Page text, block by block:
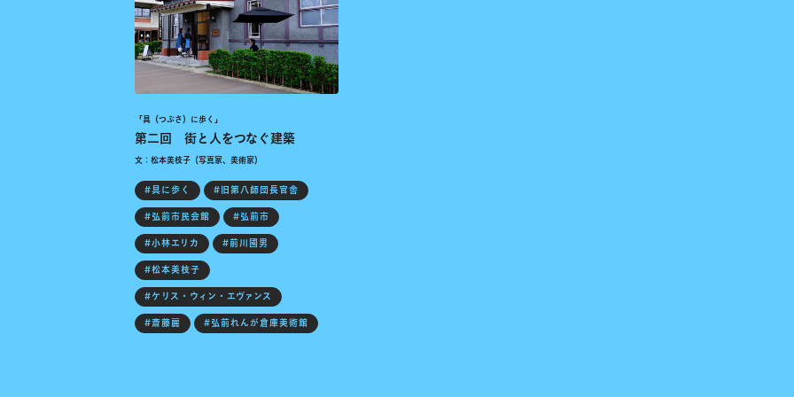
「具（つぶさ）に歩く」
第二回 街と人をつなぐ建築
文：松本美枝子（写真家、美術家）
#具に歩く
#旧第八師団長官舎
#弘前市民会館
#弘前市
#小林エリカ
#前川國男
#松本美枝子
#ケリス・ウィン・エヴァンス
#斎藤麗
#弘前れんが倉庫美術館